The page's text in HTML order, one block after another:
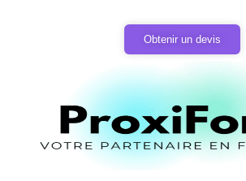
Obtenir un devis